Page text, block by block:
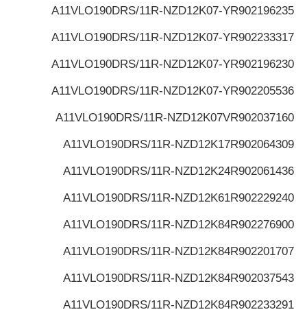
R902196235
A11VLO190DRS/11R-NZD12K07-Y
R902233317
A11VLO190DRS/11R-NZD12K07-Y
R902196230
A11VLO190DRS/11R-NZD12K07-Y
R902205536
A11VLO190DRS/11R-NZD12K07-Y
R902037160
A11VLO190DRS/11R-NZD12K07V
R902064309
A11VLO190DRS/11R-NZD12K17
R902061436
A11VLO190DRS/11R-NZD12K24
R902229240
A11VLO190DRS/11R-NZD12K61
R902276900
A11VLO190DRS/11R-NZD12K84
R902201707
A11VLO190DRS/11R-NZD12K84
R902037543
A11VLO190DRS/11R-NZD12K84
R902233291
A11VLO190DRS/11R-NZD12K84